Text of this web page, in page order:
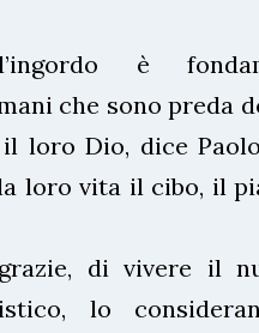
è
che sono preda
loro Dio, dice Paolo
loro vita il cibo, il
di vivere il
lo